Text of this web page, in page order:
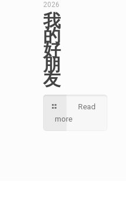
2026
我
的
好
朋
友
Read
more